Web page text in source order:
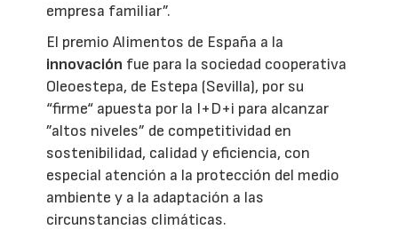
empresa familiar”.
El premio Alimentos de España a la
innovación fue para la sociedad cooperativa
Oleoestepa, de Estepa (Sevilla), por su
“firme“ apuesta por la I+D+i para alcanzar
”altos niveles” de competitividad en
sostenibilidad, calidad y eficiencia, con
especial atención a la protección del medio
ambiente y a la adaptación a las
circunstancias climáticas.